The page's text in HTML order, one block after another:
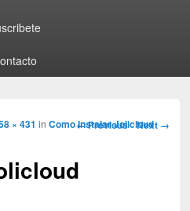
Image navigation
← Previous Next →
× 431 inComo Instalar Jolicloud